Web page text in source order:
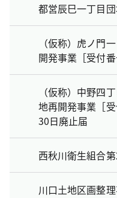
都営辰巳一丁目
（仮称）虎ノ門
開発事業［受付番
（仮称）中野四
地再開発事業［
30日廃止届
西秋川衛生組合
川口土地区画整